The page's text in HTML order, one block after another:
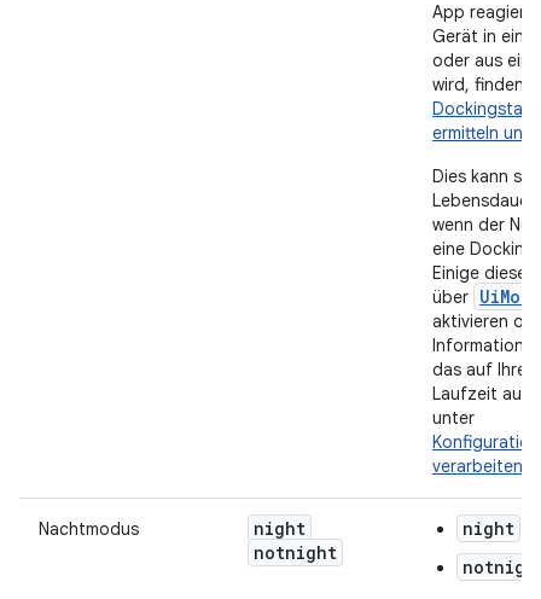
App
Gerät in ein
oder aus
wird, finden
ermitteln und
Dies kann
Lebensdauer
wenn der
eine
Einige dieser
über
aktivieren
das auf Ihre
Laufzeit
unter
verarbeiten
Nachtmodus
night
notnight
night